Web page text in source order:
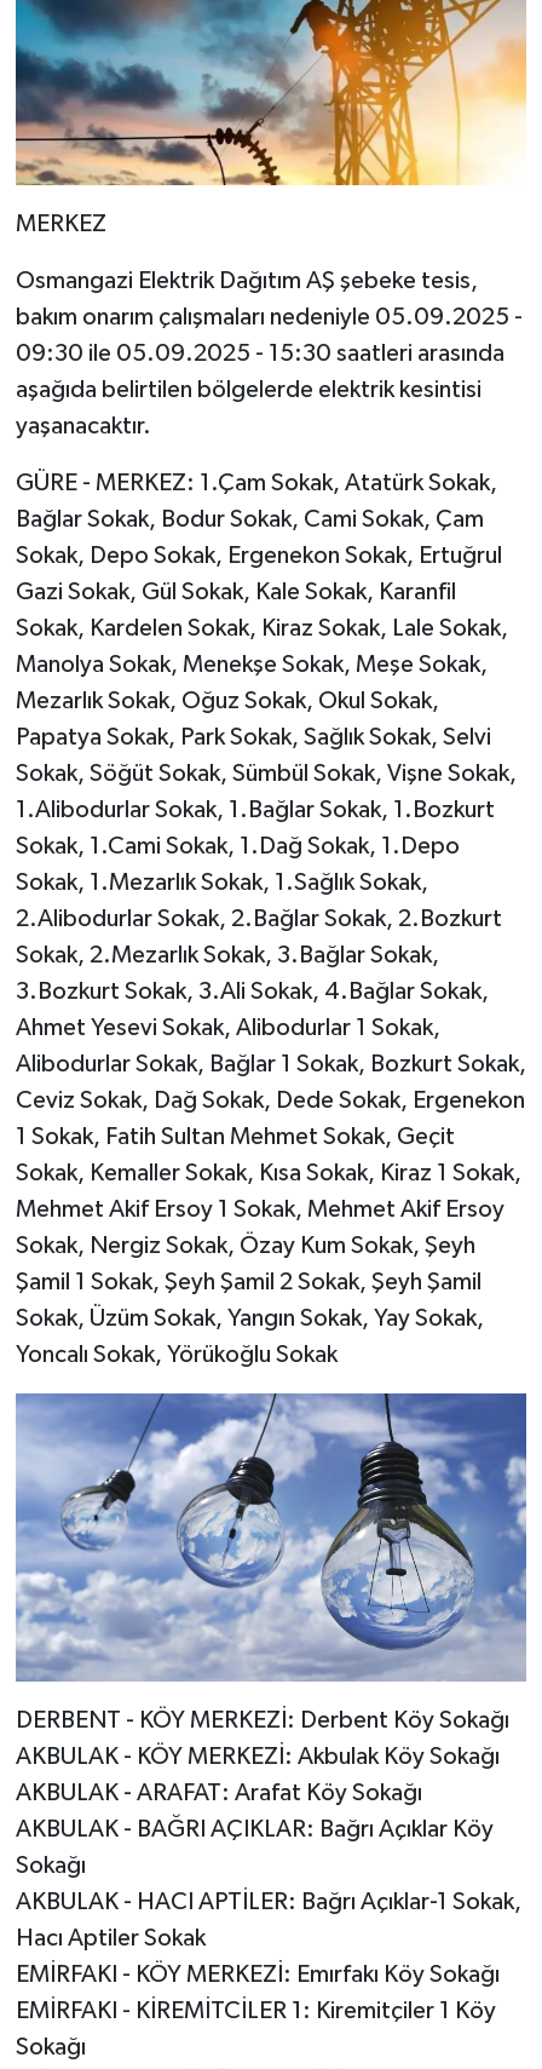
MERKEZ
Osmangazi Elektrik Dağıtım AŞ şebeke tesis,
bakım onarım çalışmaları nedeniyle 05.09.2025 -
09:30 ile 05.09.2025 - 15:30 saatleri arasında
aşağıda belirtilen bölgelerde elektrik kesintisi
yaşanacaktır.
GÜRE - MERKEZ: 1.Çam Sokak, Atatürk Sokak,
Bağlar Sokak, Bodur Sokak, Cami Sokak, Çam
Sokak, Depo Sokak, Ergenekon Sokak, Ertuğrul
Gazi Sokak, Gül Sokak, Kale Sokak, Karanfil
Sokak, Kardelen Sokak, Kiraz Sokak, Lale Sokak,
Manolya Sokak, Menekşe Sokak, Meşe Sokak,
Mezarlık Sokak, Oğuz Sokak, Okul Sokak,
Papatya Sokak, Park Sokak, Sağlık Sokak, Selvi
Sokak, Söğüt Sokak, Sümbül Sokak, Vişne Sokak,
1.Alibodurlar Sokak, 1.Bağlar Sokak, 1.Bozkurt
Sokak, 1.Cami Sokak, 1.Dağ Sokak, 1.Depo
Sokak, 1.Mezarlık Sokak, 1.Sağlık Sokak,
2.Alibodurlar Sokak, 2.Bağlar Sokak, 2.Bozkurt
Sokak, 2.Mezarlık Sokak, 3.Bağlar Sokak,
3.Bozkurt Sokak, 3.Ali Sokak, 4.Bağlar Sokak,
Ahmet Yesevi Sokak, Alibodurlar 1 Sokak,
Alibodurlar Sokak, Bağlar 1 Sokak, Bozkurt Sokak,
Ceviz Sokak, Dağ Sokak, Dede Sokak, Ergenekon
1 Sokak, Fatih Sultan Mehmet Sokak, Geçit
Sokak, Kemaller Sokak, Kısa Sokak, Kiraz 1 Sokak,
Mehmet Akif Ersoy 1 Sokak, Mehmet Akif Ersoy
Sokak, Nergiz Sokak, Özay Kum Sokak, Şeyh
Şamil 1 Sokak, Şeyh Şamil 2 Sokak, Şeyh Şamil
Sokak, Üzüm Sokak, Yangın Sokak, Yay Sokak,
Yoncalı Sokak, Yörükoğlu Sokak
DERBENT - KÖY MERKEZİ: Derbent Köy Sokağı
AKBULAK - KÖY MERKEZİ: Akbulak Köy Sokağı
AKBULAK - ARAFAT: Arafat Köy Sokağı
AKBULAK - BAĞRI AÇIKLAR: Bağrı Açıklar Köy
Sokağı
AKBULAK - HACI APTİLER: Bağrı Açıklar-1 Sokak,
Hacı Aptiler Sokak
EMİRFAKI - KÖY MERKEZİ: Emırfakı Köy Sokağı
EMİRFAKI - KİREMİTCİLER 1: Kiremitçiler 1 Köy
Sokağı